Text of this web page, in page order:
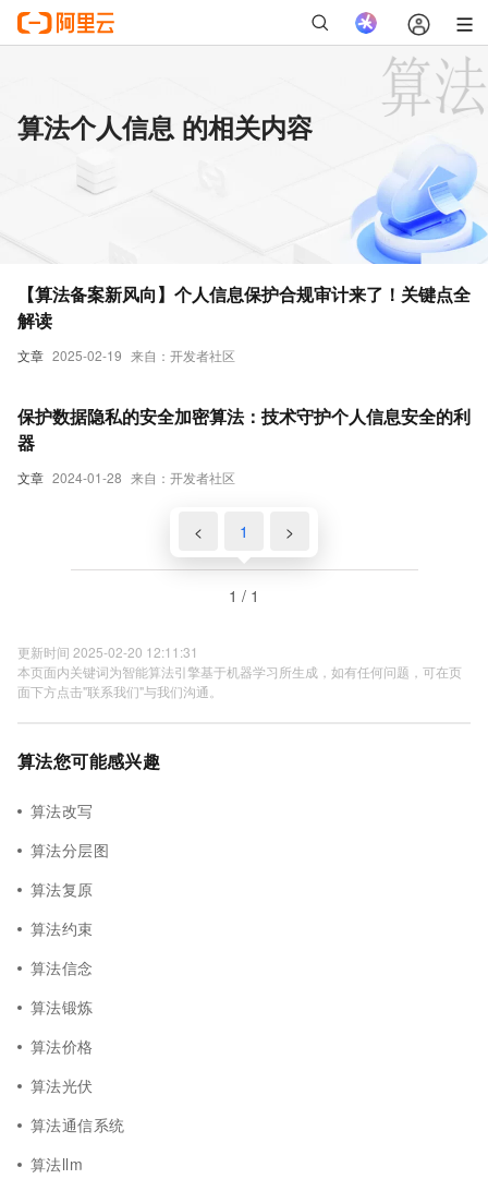
算法个人信息 的相关内容
文章 2025-02-19 来自：开发者社区
【算法备案新风向】个人信息保护合规审计来了！关键点全
解读
文章 2024-01-28 来自：开发者社区
保护数据隐私的安全加密算法：技术守护个人信息安全的利
器
< 1 >
1 / 1
更新时间 2025-02-20 12:11:31
本页面内关键词为智能算法引擎基于机器学习所生成，如有任何问题，可在页
面下方点击"联系我们"与我们沟通。
算法您可能感兴趣
算法改写
算法分层图
算法复原
算法约束
算法信念
算法锻炼
算法价格
算法光伏
算法通信系统
算法llm